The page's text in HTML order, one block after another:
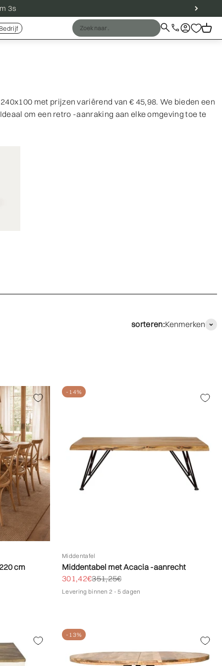
2s
Bedrijf
Dichtbij
Zoeken naar
Llamar
InloggenKar
met prijzen variërend van € 45,98. We bieden een
om een ​​retro -aanraking aan elke omgeving toe te
sorteren:Kenmerken
cm
-14%
Middentafel
Middentabel met Acacia -aanrecht
Biedprijs aanbieden
301,42€Normale prijs
351,25€
Levering binnen 2 - 5 dagen
-13%